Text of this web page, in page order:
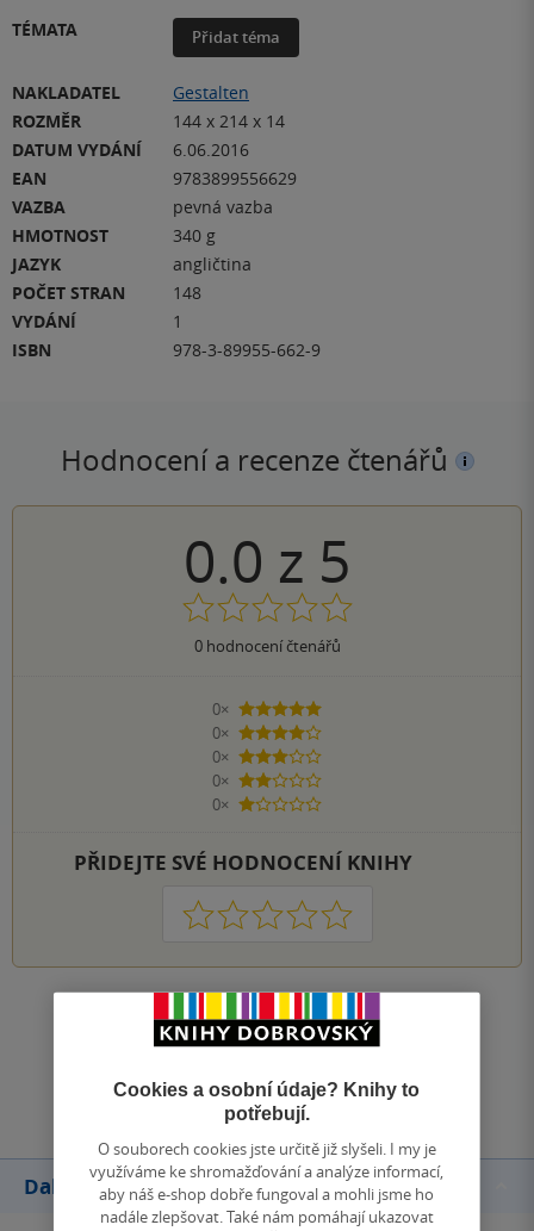
TÉMATA
Přidat téma
NAKLADATEL
Gestalten
ROZMĚR
144 x 214 x 14
DATUM VYDÁNÍ
6.06.2016
EAN
9783899556629
VAZBA
pevná vazba
HMOTNOST
340 g
JAZYK
angličtina
POČET STRAN
148
VYDÁNÍ
1
ISBN
978-3-89955-662-9
Hodnocení a recenze čtenářů
0.0 z 5
0hodnocení čtenářů
0×
5 hvězdiček
0×
4 hvězdičky
0×
3 hvězdičky
0×
2 hvězdičky
0×
1 hvezdička
PŘIDEJTE SVÉ HODNOCENÍ KNIHY
1 2 3 4 5
Zobrazit všechna hodnocení
Přidat hodnocení
Další knihy autora
Cookies a osobní údaje? Knihy to
potřebují.
O souborech cookies jste určitě již slyšeli. I my je
využíváme ke shromažďování a analýze informací,
aby náš e-shop dobře fungoval a mohli jsme ho
nadále zlepšovat. Také nám pomáhají ukazovat